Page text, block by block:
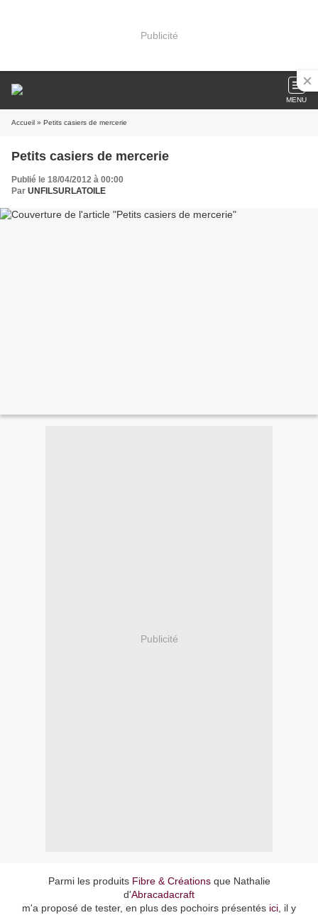
Publicité
MENU
Accueil » Petits casiers de mercerie
Petits casiers de mercerie
Publié le 18/04/2012 à 00:00
Par UNFILSURLATOILE
Publicité
Parmi les produitsFibre & Créations que Nathalie
d'Abracadacraft
m'a proposé de tester, en plus des pochoirs présentés ici , il y